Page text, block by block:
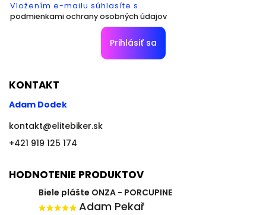
Vložením e-mailu súhlasíte s
podmienkami ochrany osobných údajov
Prihlásiť sa
KONTAKT
Adam Dodek
kontakt@elitebiker.sk
+421 919 125 174
HODNOTENIE PRODUKTOV
Biele plášte ONZA - PORCUPINE
Adam Pekař